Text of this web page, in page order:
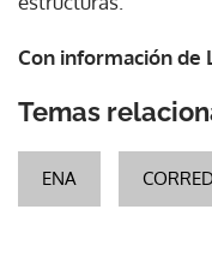
Con información de
Temas
ENA